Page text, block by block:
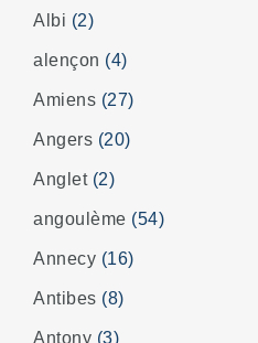
Albi (2)
alençon (4)
Amiens (27)
Angers (20)
Anglet (2)
angoulème (54)
Annecy (16)
Antibes (8)
Antony (3)